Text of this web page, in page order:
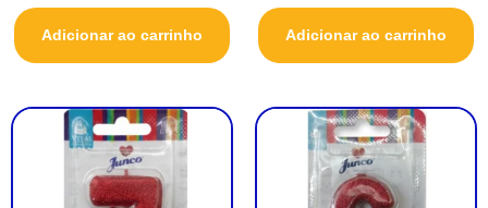
Adicionar ao carrinho Adicionar ao carrinho